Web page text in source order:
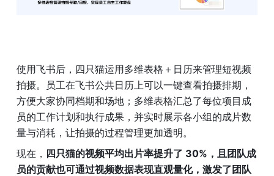
使用飞书后，四只猫运用多维表格＋日历来管理短视频
拍摄。员工在飞书公共日历上可以一键查看拍摄排期，
方便大家协同档期和场地；多维表格汇总了每位项目成
员的工作计划和执行成果，并实时展示各小组的成片数
量与消耗，让拍摄的过程管理更加透明。
现在， 四只猫的视频平均出片率提升了 30%，且团队成
员的贡献也可通过视频数据表现直观量化，激发了团队